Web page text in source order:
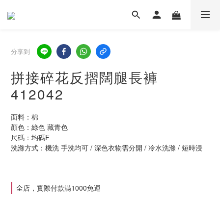
分享到
拼接碎花反摺闊腿長褲
412042
面料：棉
顏色：綠色 藏青色
尺碼：均碼F
洗滌方式：機洗 手洗均可 / 深色衣物需分開 / 冷水洗滌 / 短時浸
全店，實際付款满1000免運